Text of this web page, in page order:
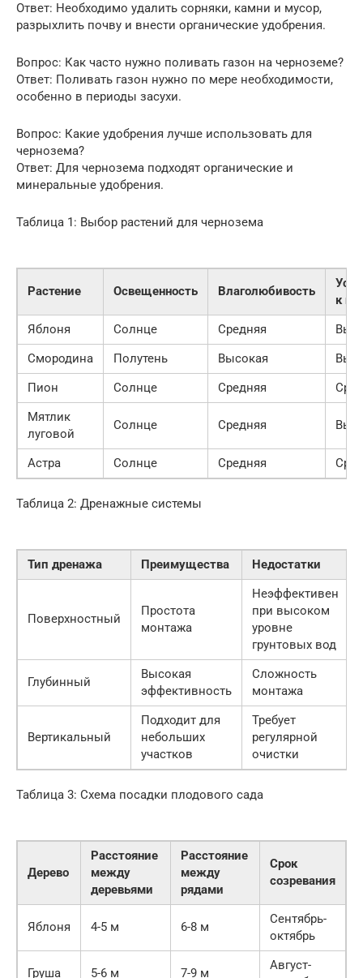
Ответ: Необходимо удалить сорняки, камни и мусор,
разрыхлить почву и внести органические удобрения.
Вопрос: Как часто нужно поливать газон на черноземе?
Ответ: Поливать газон нужно по мере необходимости,
особенно в периоды засухи.
Вопрос: Какие удобрения лучше использовать для
чернозема?
Ответ: Для чернозема подходят органические и
минеральные удобрения.
Таблица 1: Выбор растений для чернозема
Растение Освещенность Влаголюбивость
к
Яблоня
Солнце Средняя
Смородина
Полутень Высокая
Пион
Солнце Средняя
Мятлик
луговой
Солнце Средняя
Астра Солнце Средняя
Таблица 2: Дренажные системы
Тип дренажа Преимущества Недостатки
Поверхностный
Простота
монтажа
Неэффективен
при высоком
уровне
грунтовых вод
Глубинный
Высокая
эффективность
Сложность
монтажа
Вертикальный
Подходит для
небольших
участков
Требует
регулярной
очистки
Таблица 3: Схема посадки плодового сада
Дерево
Расстояние
между
деревьями
Расстояние
между
рядами
Срок
созревания
Яблоня 4-5 м 6-8 м
Сентябрь-
октябрь
Груша 5-6 м 7-9 м
Август-